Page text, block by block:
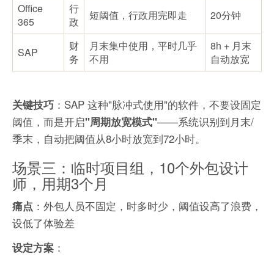
Office
365
行
政
短阈值，行政用完即走 20分钟
SAP
财
务
月末集中使用，平时几乎
不用
8h + 月末
自动放宽
关键技巧 ：SAP 这种"脉冲式使用"的软件，不要设固定
阈值，而是开启"周期放宽模式"——系统识别到月末/
季末，自动把阈值从8小时放宽到72小时。
场景三：临时项目组，10个外包设计
师，用期3个月
痛点 ：外包人员不固定，时多时少，阈值设高了浪费，
设低了体验差
设定方案 ：